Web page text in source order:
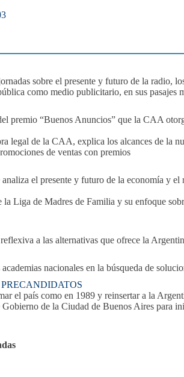
sobre el presente y futuro de la radio,
como medio publicitario, en sus pasajes
premio “Buenos Anuncios” que la CAA
legal de la CAA, explica los alcances de la
de ventas con premios
el presente y futuro de la economía y el
la Liga de Madres de Familia y su enfoque
a las alternativas que ofrece la
academias nacionales en la búsqueda de
el país como en 1989 y reinsertar a la
Gobierno de la Ciudad de Buenos Aires para